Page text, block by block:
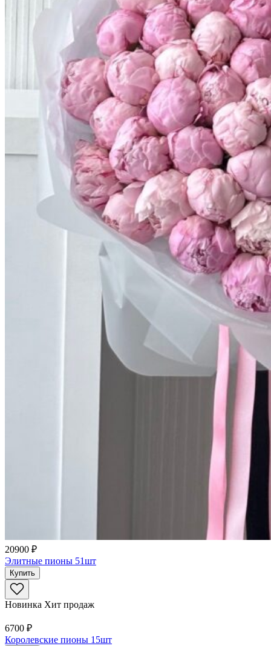
20900 ₽
Элитные пионы 51шт
Купить
Новинка Хит продаж
6700 ₽
Королевские пионы 15шт